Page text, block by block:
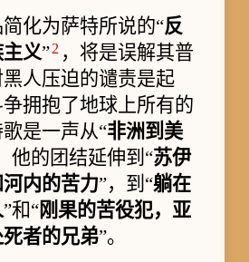
化为萨特所说的“反
义”2 ，将是误解其普
人压迫的谴责是起
拥抱了地球上所有的
是一声从“非洲到美
他的团结延伸到“苏伊
内的苦力”，到“躺在
”和“刚果的苦役犯，亚
者的兄弟”。